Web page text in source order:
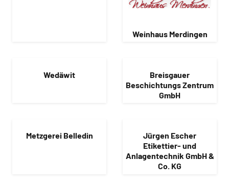
Weinhaus Merdingen
Wedäwit
Breisgauer
Beschichtungs Zentrum
GmbH
Metzgerei Belledin
Jürgen Escher
Etikettier- und
Anlagentechnik GmbH &
Co. KG